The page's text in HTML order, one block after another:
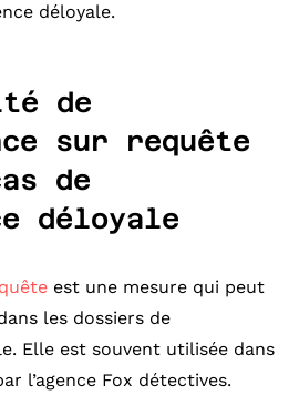
déloyale.
de
sur requête
de
déloyale
est une mesure qui peut
les dossiers de
Elle est souvent utilisée dans
l’agence Fox détectives.